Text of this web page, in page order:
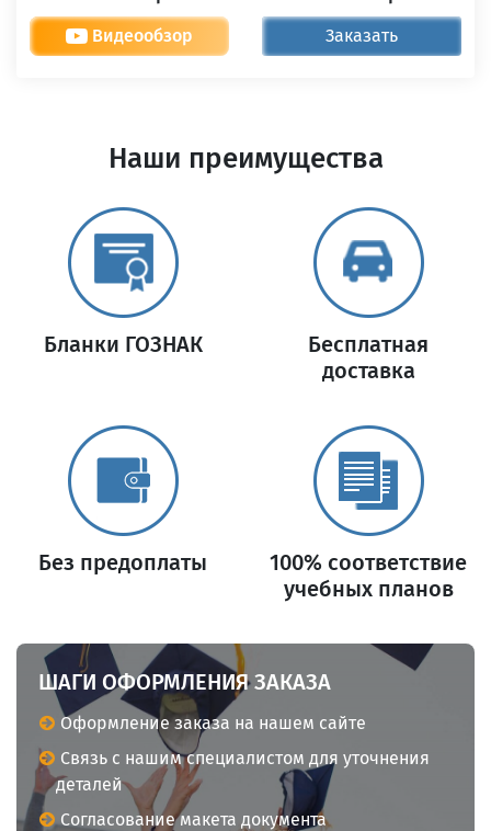
Видеообзор Заказать
Наши преимущества
Бланки ГОЗНАК
Бесплатная
доставка
Без предоплаты
100% соответствие
учебных планов
ШАГИ ОФОРМЛЕНИЯ ЗАКАЗА
Оформление заказа на нашем сайте
Связь с нашим специалистом для уточнения
деталей
Согласование макета документа